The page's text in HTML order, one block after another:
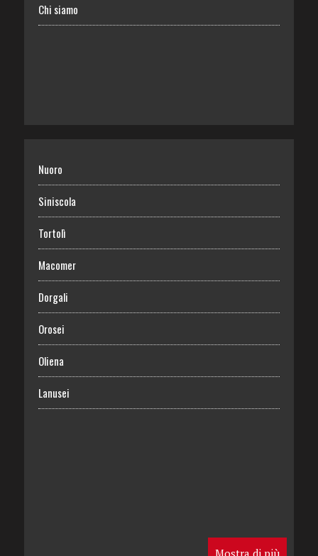
Chi siamo
Nuoro
Siniscola
Tortolì
Macomer
Dorgali
Orosei
Oliena
Lanusei
Mostra di più